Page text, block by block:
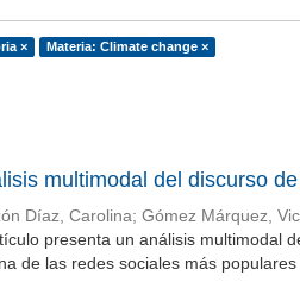
× Materia: Climate change ×
multimodal del discurso
Díaz, Carolina; Gómez Márquez,
presenta un análisis multimodal
de las redes sociales más